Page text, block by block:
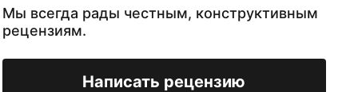
Мы всегда рады честным, конструктивным
рецензиям.
Написать рецензию